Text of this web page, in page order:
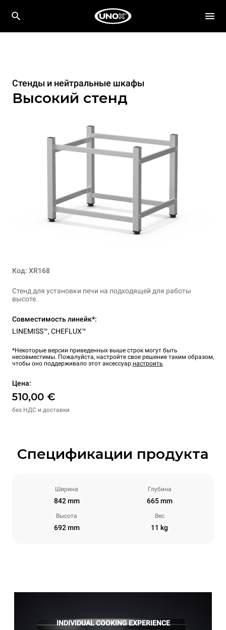
Стенды и нейтральные шкафы
Высокий стенд
Код: XR168
Стенд для установки печи на подходящей для работы
высоте.
Совместимость линейк*:
LINEMISS™, CHEFLUX™
*Некоторые версии приведенных выше строк могут быть
несовместимы. Пожалуйста, настройте свое решение таким образом,
чтобы оно поддерживало этот аксессуар.настроить
Цена:
510,00 €
без НДС и доставки
Спецификации продукта
Ширина
842 mm
Глубина
665 mm
Высота
692 mm
Вес
11 kg
INDIVIDUAL COOKING EXPERIENCE